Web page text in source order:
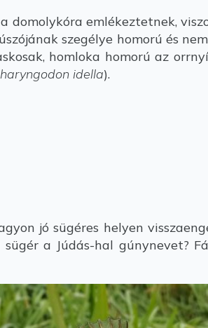
domolykóra emlékeztetnek,
szegélye homorú és
homloka homorú az
idella).
jó sügéres helyen
a Júdás-hal gúnynevet?